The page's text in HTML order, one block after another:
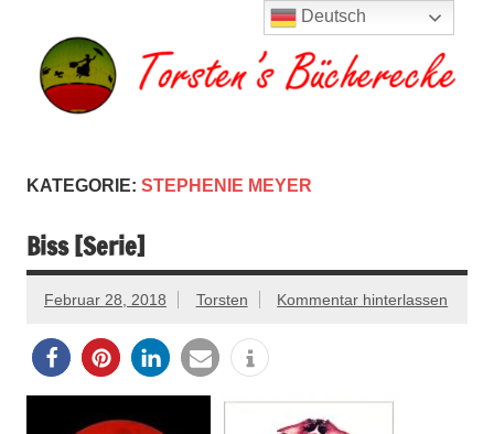
springen
Bücherecke
KATEGORIE: STEPHENIE MEYER
Biss [Serie]
Februar 28, 2018 Torsten Kommentar hinterlassen
Deutsch